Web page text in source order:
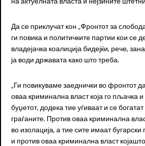
Да се приклучат кон „Фронтот за
ги повика и политичките партии кои се
владејачка коалиција бидејќи, рече,
ја води државата како што треба.
„Ги повикуваме заеднички во фронтот
оваа криминална власт која го пљачка
буџетот, додека тие уѓиваат и се
граѓаните. Против оваа криминална
во изолација, а тие сите имаат
и против оваа криминална власт